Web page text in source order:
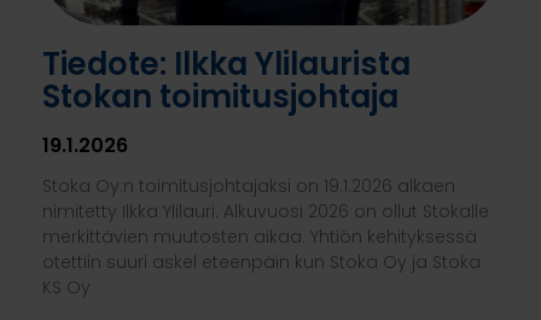
Tiedote: Ilkka Ylilaurista
Stokan toimitusjohtaja​
19.1.2026
Stoka Oy:n toimitusjohtajaksi on 19.1.2026 alkaen
nimitetty Ilkka Ylilauri. Alkuvuosi 2026 on ollut Stokalle
merkittävien muutosten aikaa. Yhtiön kehityksessä
otettiin suuri askel eteenpäin kun Stoka Oy ja Stoka
KS Oy